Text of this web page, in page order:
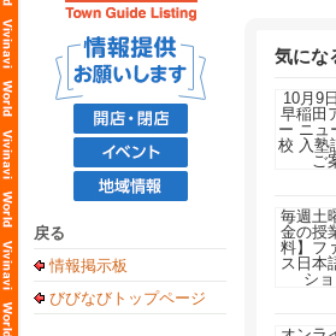
戻る
情報掲示板
びびなびトップページ
気にな